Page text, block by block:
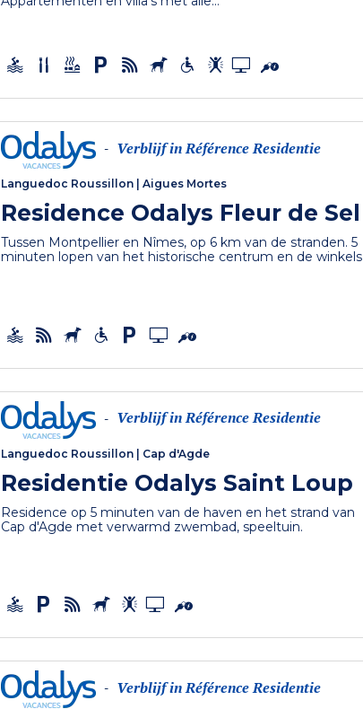
- Verblijf in Référence Residentie
Languedoc Roussillon |Aigues Mortes
Residence Odalys Fleur de Sel
Tussen Montpellier en Nîmes, op 6 km van de stranden. 5
minuten lopen van het historische centrum en de winkels
- Verblijf in Référence Residentie
Languedoc Roussillon Cap d'Agde
Residentie Odalys Saint Loup
Residence op 5 minuten van de haven en het strand van
Cap d'Agde met verwarmd zwembad, speeltuin.
- Verblijf in Référence Residentie